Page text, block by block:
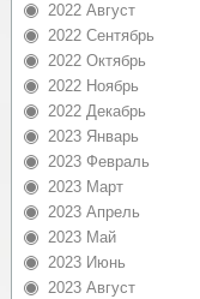
2022 Август
2022 Сентябрь
2022 Октябрь
2022 Ноябрь
2022 Декабрь
2023 Январь
2023 Февраль
2023 Март
2023 Апрель
2023 Май
2023 Июнь
2023 Август